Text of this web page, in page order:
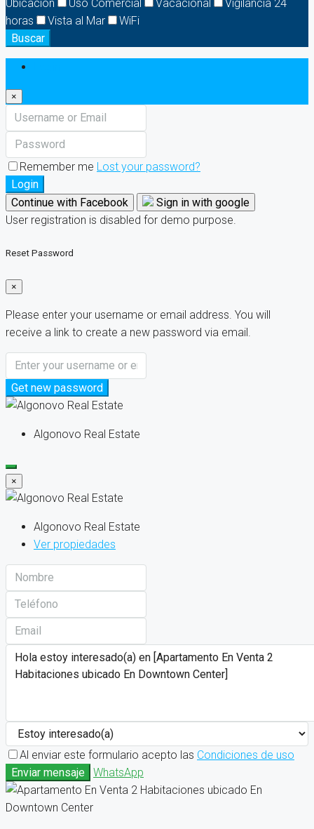
Ubicación
Uso Comercial Vacacional
Vigilancia 24
horas
Vista al Mar
WiFi
Buscar
×
Remember me Lost your password?
Login
Continue with Facebook
Sign in with google
User registration is disabled for demo purpose.
Reset Password
×
Please enter your username or email address. You will
receive a link to create a new password via email.
Get new password
Algonovo Real Estate
×
Algonovo Real Estate
Ver propiedades
Al enviar este formulario acepto las Condiciones de uso
Enviar mensaje
WhatsApp